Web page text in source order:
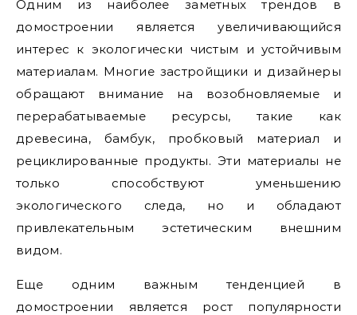
Одним из наиболее заметных трендов в
домостроении является увеличивающийся
интерес к экологически чистым и устойчивым
материалам. Многие застройщики и дизайнеры
обращают внимание на возобновляемые и
перерабатываемые ресурсы, такие как
древесина, бамбук, пробковый материал и
рециклированные продукты. Эти материалы не
только способствуют уменьшению
экологического следа, но и обладают
привлекательным эстетическим внешним
видом.
Еще одним важным тенденцией в
домостроении является рост популярности